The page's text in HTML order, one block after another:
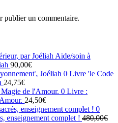
publier un commentaire.
Aide/soin à
90,00€
0 Livre 'le Code
24,75€
0 Livre :
24,50€
0
enseignement complet ! 480,00€